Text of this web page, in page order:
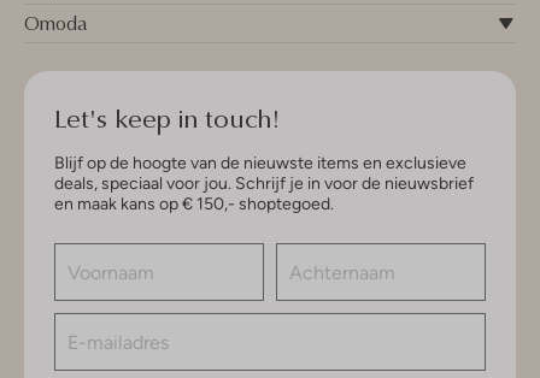
Omoda
Let's keep in touch!
Blijf op de hoogte van de nieuwste items en exclusieve
deals, speciaal voor jou. Schrijf je in voor de nieuwsbrief
en maak kans op € 150,- shoptegoed.